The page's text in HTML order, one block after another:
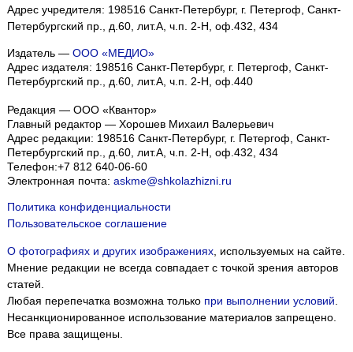
Адрес учредителя: 198516 Санкт-Петербург, г. Петергоф, Санкт-
Петербургский пр., д.60, лит.А, ч.п. 2-Н, оф.432, 434
Издатель — ООО «МЕДИО»
Адрес издателя: 198516 Санкт-Петербург, г. Петергоф, Санкт-
Петербургский пр., д.60, лит.А, ч.п. 2-Н, оф.440
Редакция — ООО «Квантор»
Главный редактор — Хорошев Михаил Валерьевич
Адрес редакции: 198516 Санкт-Петербург, г. Петергоф Санкт-
Петербургский пр., д.60, лит.А, ч.п. 2-Н, оф.432, 434
Телефон:+7 812 640-06-60
Электронная почта: askme@shkolazhizni.ru
Политика конфиденциальности
Пользовательское соглашение
О фотографиях и других изображениях, используемых на сайте.
Мнение редакции не всегда совпадает с точкой зрения авторов
статей.
Любая перепечатка возможна только при выполнении условий
Несанкционированное использование материалов запрещено.
Все права защищены.